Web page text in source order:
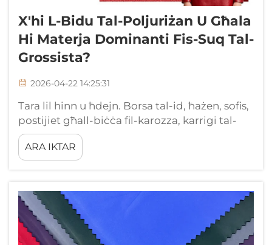
X'hi L-Bidu Tal-Poljuriżan U Għala
Hi Materja Dominanti Fis-Suq Tal-
Grossista?
2026-04-22 14:25:31
Tara lil hinn u ħdejn. Borsa tal-id, ħażen, sofis,
postijiet għall-biċċa fil-karozza, karrigi tal-
buro. Parti kbira ħafna tal-prodotti li jirrismu
bil-bidu huma f’realta’ mfassla mis-silikon
tal-poljuriżan. Allura x’hi eżatt il-bidu tal-
mod…
ARA IKTAR